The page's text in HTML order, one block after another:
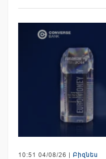
10:51 04/08/26 | Բիզնես